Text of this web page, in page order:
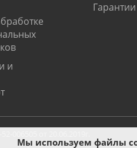
и
Гарантии
Мы используем файлы